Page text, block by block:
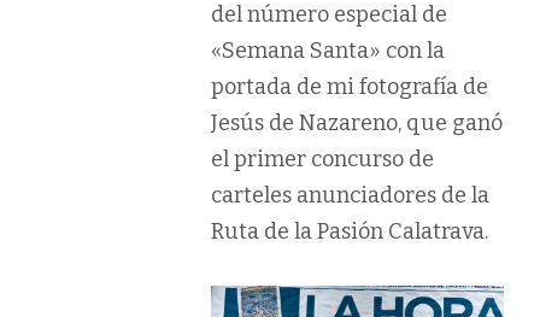
del número especial de
«Semana Santa» con la
portada de mi fotografía de
Jesús de Nazareno, que ganó
el primer concurso de
carteles anunciadores de la
Ruta de la Pasión Calatrava.